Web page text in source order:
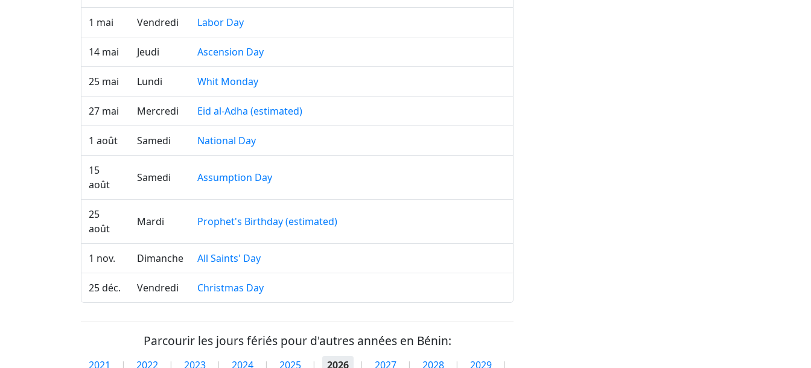
1 mai Vendredi Labor Day
14 mai Jeudi Ascension Day
25 mai Lundi Whit Monday
27 mai Mercredi Eid al-Adha (estimated)
1 août Samedi National Day
15
août
Samedi Assumption Day
25
août
Mardi Prophet's Birthday (estimated)
1 nov. Dimanche All Saints' Day
25 déc. Vendredi Christmas Day
Parcourir les jours fériés pour d'autres années en Bénin:
2021 | 2022 | 2023 | 2024 | 2025 | 2026 | 2027 | 2028 | 2029
|